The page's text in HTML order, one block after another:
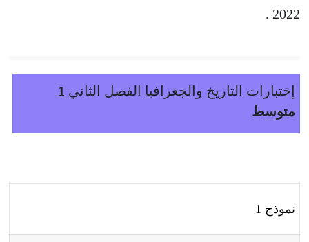
2022 .
إختبارات التاريخ والجغرافيا الفصل الثاني 1
متوسط
نموذج 1